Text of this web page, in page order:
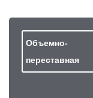
Объемно-
переставная